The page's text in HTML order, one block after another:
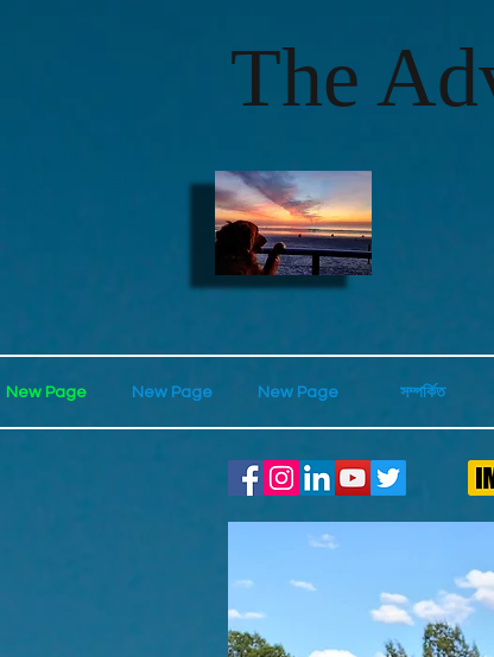
New Page New Page New Page সম্পর্কিত
The